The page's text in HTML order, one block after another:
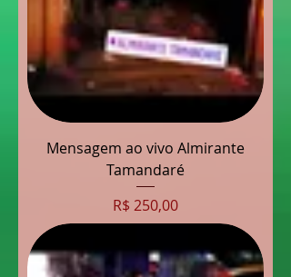
Mensagem ao vivo Almirante
Tamandaré
Preço
R$ 250,00